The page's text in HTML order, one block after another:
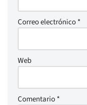
Correo electrónico*
Web
Comentario*